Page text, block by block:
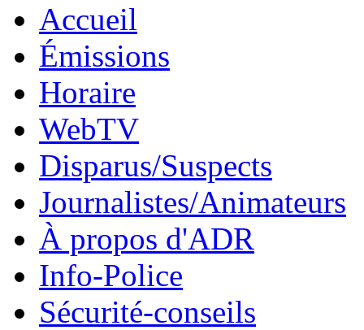
Accueil
Émissions
Horaire
WebTV
Disparus/Suspects
Journalistes/Animateurs
À propos d'ADR
Info-Police
Sécurité-conseils